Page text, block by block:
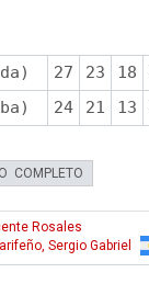
27 23 18
24 21 13
COMPLETO
Rosales
Sergio Gabriel